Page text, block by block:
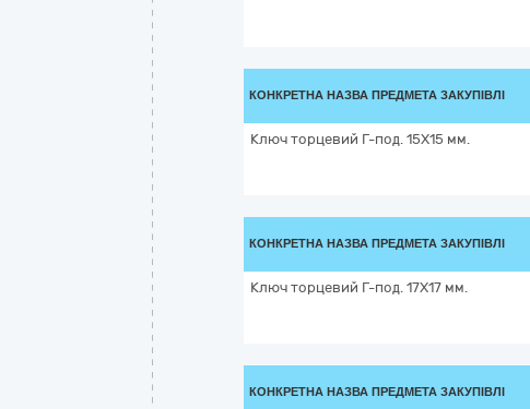
КОНКРЕТНА НАЗВА ПРЕДМЕТА ЗАКУПІВЛІ
Ключ торцевий Г-под. 15X15 мм.
КОНКРЕТНА НАЗВА ПРЕДМЕТА ЗАКУПІВЛІ
Ключ торцевий Г-под. 17X17 мм.
КОНКРЕТНА НАЗВА ПРЕДМЕТА ЗАКУПІВЛІ